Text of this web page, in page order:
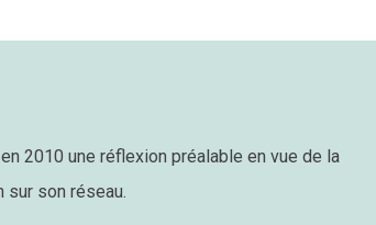
2010 une réflexion préalable en vue de la
son réseau.